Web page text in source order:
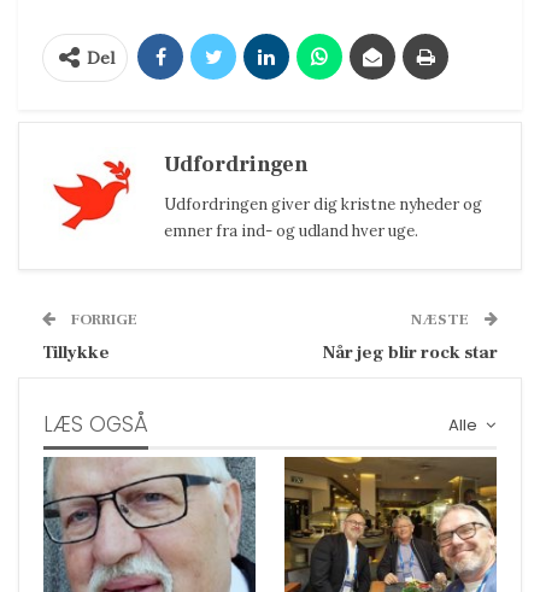
Del
Udfordringen
Udfordringen giver dig kristne nyheder og
emner fra ind- og udland hver uge.
FORRIGE
Tillykke
NÆSTE
Når jeg blir rock star
Alle
LÆS OGSÅ